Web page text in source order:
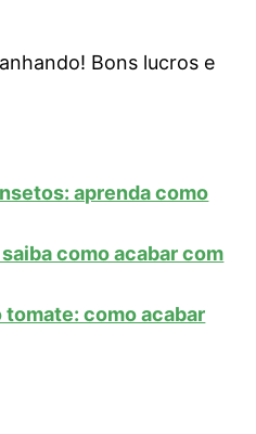
Bons lucros e
aprenda como
como acabar com
como acabar